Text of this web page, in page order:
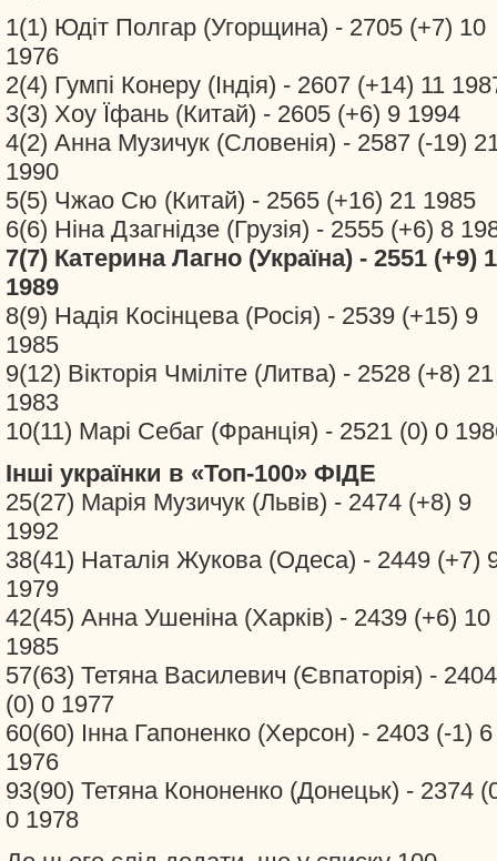
1(1) Юдіт Полгар (Угорщина) - 2705 (+7) 10
1976
2(4) Гумпі Конеру (Індія) - 2607 (+14) 11
3(3) Хоу Їфань (Китай) - 2605 (+6) 9 1994
4(2) Анна Музичук (Словенія) - 2587 (-19)
1990
5(5) Чжао Сю (Китай) - 2565 (+16) 21 1985
6(6) Ніна Дзагнідзе (Грузія) - 2555 (+6) 8
7(7) Катерина Лагно (Україна) - 2551 (+9)
1989
8(9) Надія Косінцева (Росія) - 2539 (+15) 9
1985
9(12) Вікторія Чміліте (Литва) - 2528 (+8) 21
1983
10(11) Марі Себаг (Франція) - 2521 (0) 0
Інші українки в «Топ-100» ФІДЕ
25(27) Марія Музичук (Львів) - 2474 (+8) 9
1992
38(41) Наталія Жукова (Одеса) - 2449 (+7)
1979
42(45) Анна Ушеніна (Харків) - 2439 (+6) 10
1985
57(63) Тетяна Василевич (Євпаторія) - 2404
(0) 0 1977
60(60) Інна Гапоненко (Херсон) - 2403 (-1) 6
1976
93(90) Тетяна Кононенко (Донецьк) - 2374
0 1978